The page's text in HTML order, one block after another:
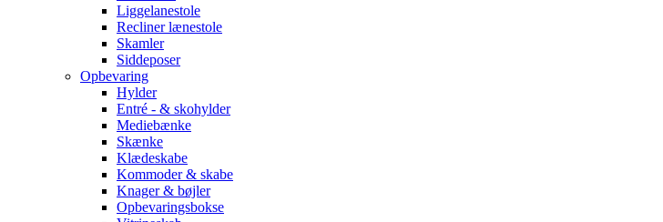
Liggelanestole
Recliner lænestole
Skamler
Siddeposer
Opbevaring
Hylder
Entré - & skohylder
Mediebænke
Skænke
Klædeskabe
Kommoder & skabe
Knager & bøjler
Opbevaringsbokse